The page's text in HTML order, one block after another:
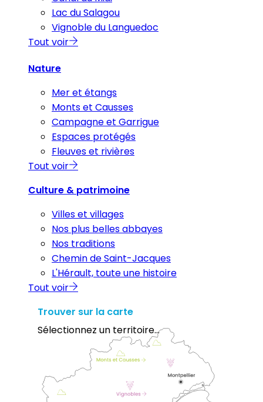
Lac du Salagou
Vignoble du Languedoc
Tout voir
Nature
Mer et étangs
Monts et Causses
Campagne et Garrigue
Espaces protégés
Fleuves et rivières
Tout voir
Culture & patrimoine
Villes et villages
Nos plus belles abbayes
Nos traditions
Chemin de Saint-Jacques
L'Hérault, toute une histoire
Tout voir
Trouver sur la carte
Sélectionnez un territoire...